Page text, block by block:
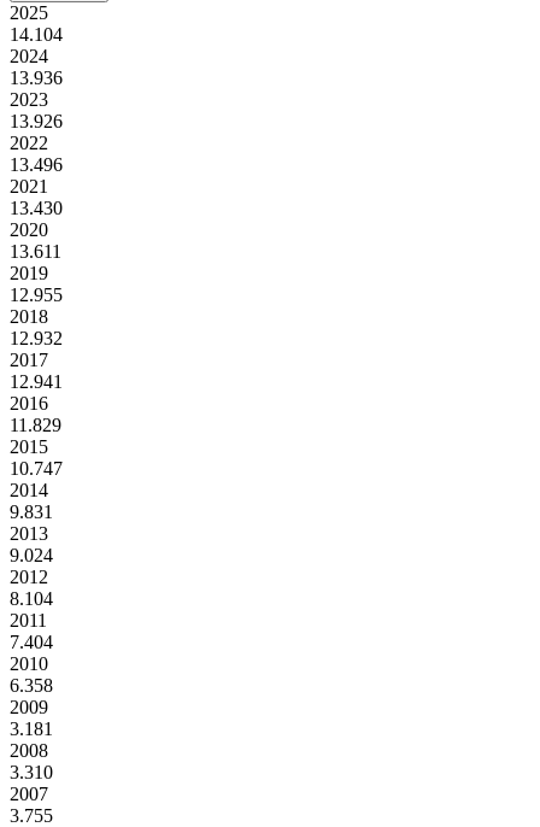
2025
14.104
2024
13.936
2023
13.926
2022
13.496
2021
13.430
2020
13.611
2019
12.955
2018
12.932
2017
12.941
2016
11.829
2015
10.747
2014
9.831
2013
9.024
2012
8.104
2011
7.404
2010
6.358
2009
3.181
2008
3.310
2007
3.755